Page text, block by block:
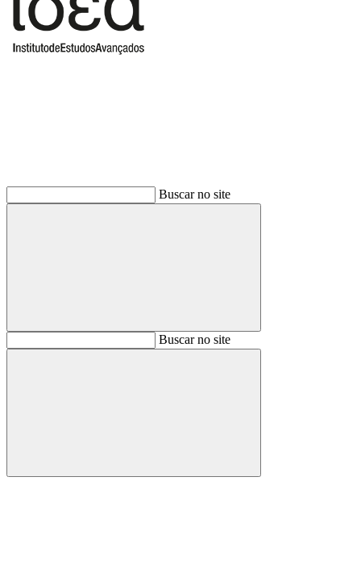
Buscar no site
BuscarBuscar no site
Buscar